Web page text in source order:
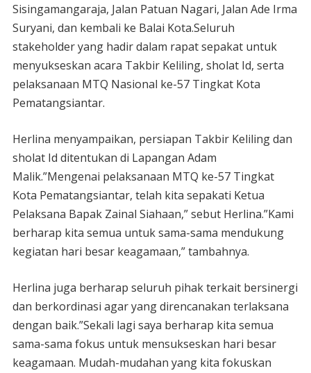
Sisingamangaraja, Jalan Patuan Nagari, Jalan Ade Irma
Suryani, dan kembali ke Balai Kota.Seluruh
stakeholder yang hadir dalam rapat sepakat untuk
menyukseskan acara Takbir Keliling, sholat Id, serta
pelaksanaan MTQ Nasional ke-57 Tingkat Kota
Pematangsiantar.
Herlina menyampaikan, persiapan Takbir Keliling dan
sholat Id ditentukan di Lapangan Adam
Malik.”Mengenai pelaksanaan MTQ ke-57 Tingkat
Kota Pematangsiantar, telah kita sepakati Ketua
Pelaksana Bapak Zainal Siahaan,” sebut Herlina.”Kami
berharap kita semua untuk sama-sama mendukung
kegiatan hari besar keagamaan,” tambahnya.
Herlina juga berharap seluruh pihak terkait bersinergi
dan berkordinasi agar yang direncanakan terlaksana
dengan baik.”Sekali lagi saya berharap kita semua
sama-sama fokus untuk mensukseskan hari besar
keagamaan. Mudah-mudahan yang kita fokuskan